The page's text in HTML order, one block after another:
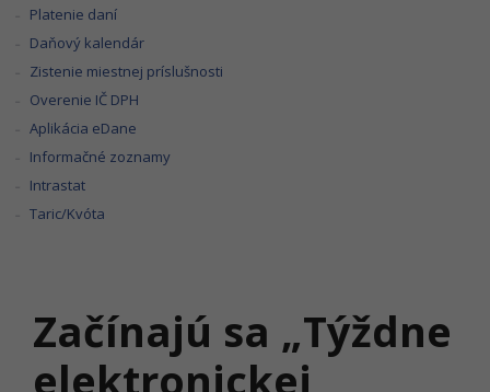
Platenie daní
Daňový kalendár
Zistenie miestnej príslušnosti
Overenie IČ DPH
Aplikácia eDane
Informačné zoznamy
Intrastat
Taric/Kvóta
Začínajú sa „Týždne
elektronickej